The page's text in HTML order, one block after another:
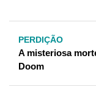
PERDIÇÃO
A misteriosa
Doom